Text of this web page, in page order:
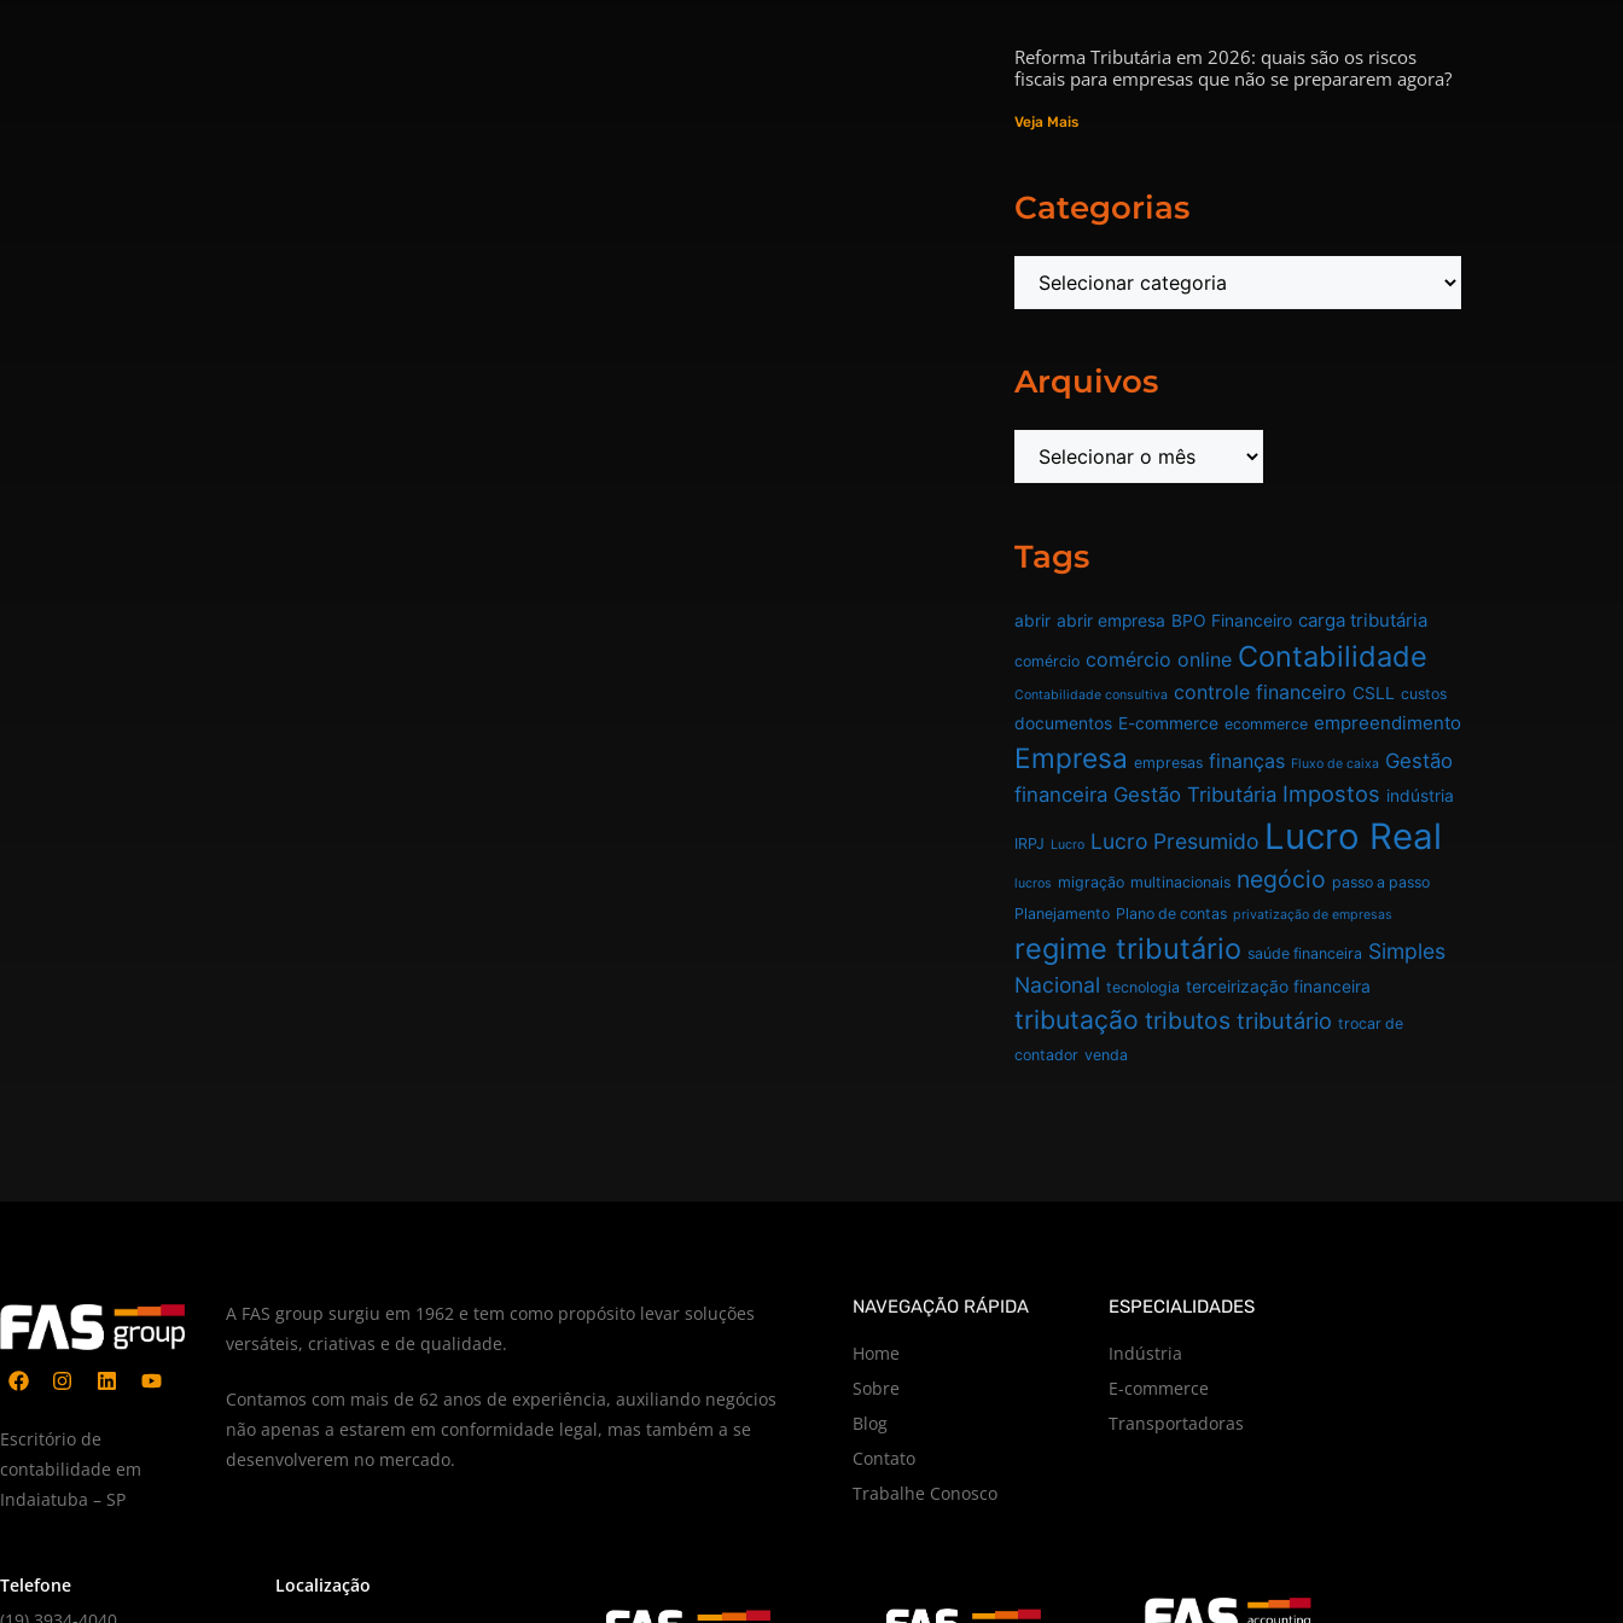
Reforma Tributária em 2026: quais são os riscos
fiscais para empresas que não se prepararem agora?
Veja Mais
Categorias
Arquivos
Tags
abrir abrir empresa BPO Financeiro carga tributária
comércio comércio online Contabilidade
Contabilidade consultiva controle financeiro CSLL custos
documentos E-commerce ecommerce empreendimento
Empresa empresas finanças Fluxo de caixa Gestão
financeira Gestão Tributária Impostos indústria
IRPJ Lucro Lucro Presumido Lucro Real
lucros migração multinacionais negócio passo a passo
Planejamento Plano de contas privatização de empresas
regime tributário saúde financeira Simples
Nacional tecnologia terceirização financeira
tributação tributos tributário trocar de
contador venda
Escritório de
contabilidade em
Indaiatuba – SP
A FAS group surgiu em 1962 e tem como propósito levar soluções
versáteis, criativas e de qualidade.
Contamos com mais de 62 anos de experiência, auxiliando negócios
não apenas a estarem em conformidade legal, mas também a se
desenvolverem no mercado.
NAVEGAÇÃO RÁPIDA
Home
Sobre
Blog
Contato
Trabalhe Conosco
ESPECIALIDADES
Indústria
E-commerce
Transportadoras
Telefone
Localização